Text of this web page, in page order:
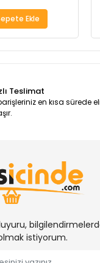
Ekle
Teslimat
en kısa sürede
istiyorum.